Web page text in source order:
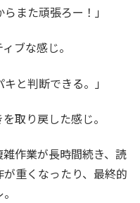
また頑張ろー！」
ブな感じ。
と判断できる。」
取り戻した感じ。
作業が長時間続き、読
重くなったり、最終的